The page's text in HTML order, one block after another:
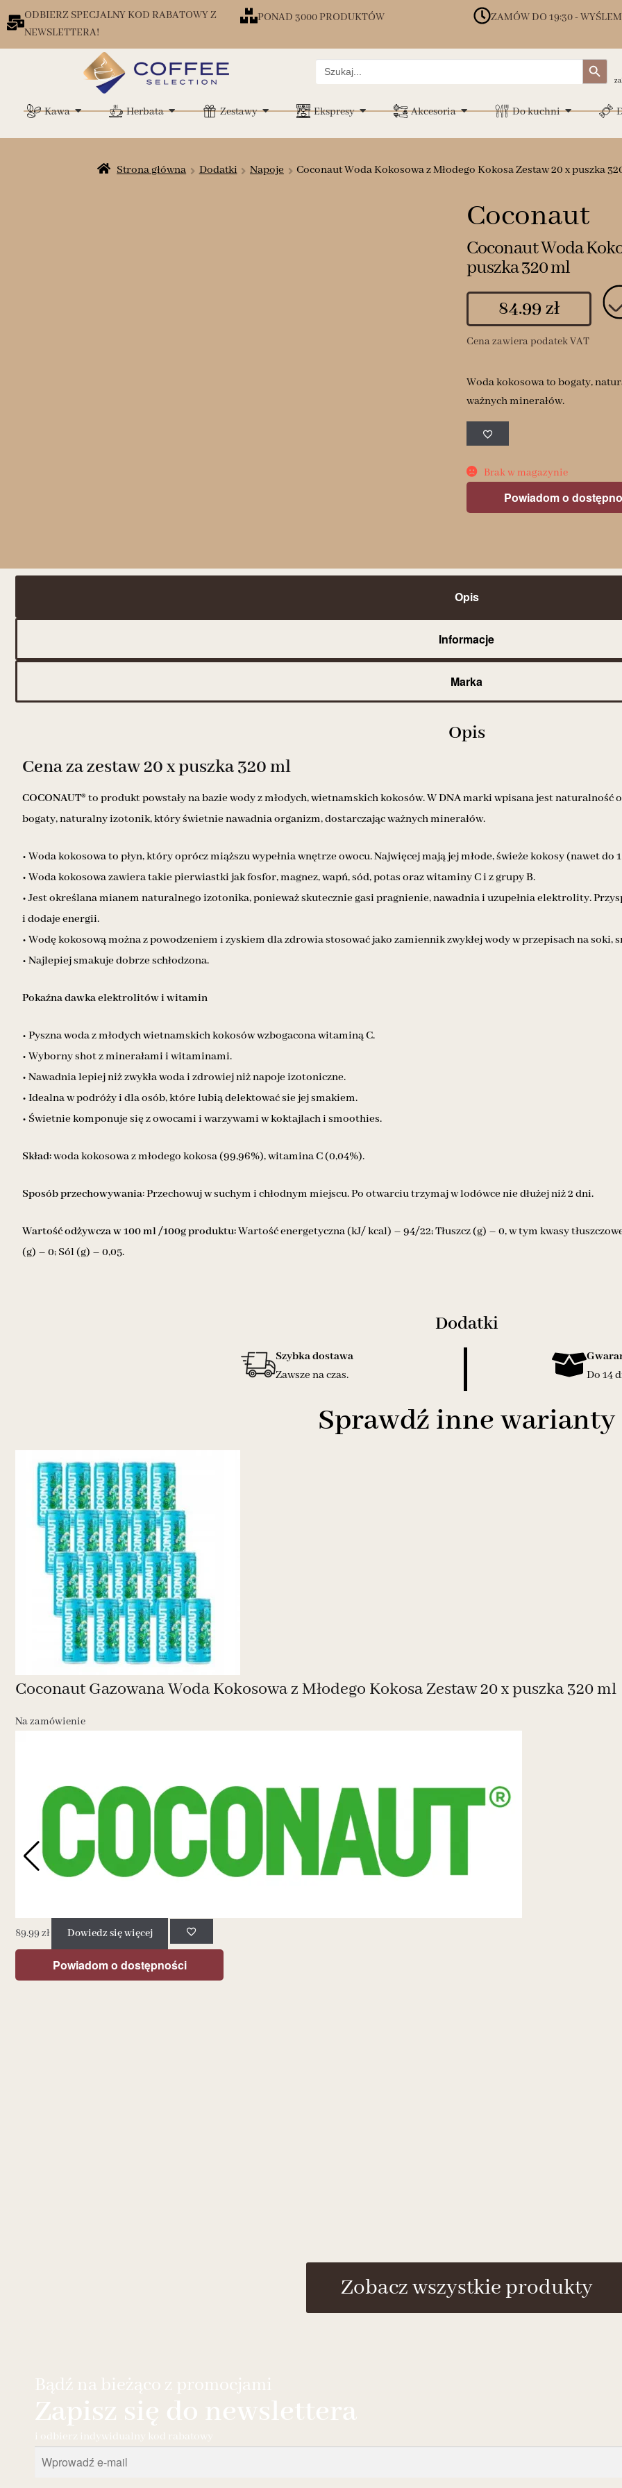
ODBIERZ SPECJALNY KOD RABATOWY Z
NEWSLETTERA!
PONAD 3000 PRODUKTÓW ZAMÓW DO 19:30 -
Search
for:
Search Button
Kawa Herbata Zestawy Ekspresy Akcesoria Do kuchni
Strona główna Dodatki Napoje Coconaut Woda Kokosowa z Młodego Kokosa Zestaw 20 x puszka
Coconaut
Coconaut Woda
puszka 320 ml
84.99 zł
Cena zawiera podatek VAT
Woda kokosowa to bogaty,
ważnych minerałów.
Brak w magazynie
Powiadom o
Opis
Informacje
Marka
Opis
Cena za zestaw 20 x puszka 320 ml
COCONAUT® to produkt powstały na bazie wody z młodych, wietnamskich kokosów. W DNA marki wpisana jest naturalność
bogaty, naturalny izotonik, który świetnie nawadnia organizm, dostarczając ważnych minerałów.
• Woda kokosowa to płyn, który oprócz miąższu wypełnia wnętrze owocu. Najwięcej mają jej młode, świeże kokosy (nawet do
• Woda kokosowa zawiera takie pierwiastki jak fosfor, magnez, wapń, sód, potas oraz witaminy C i z grupy B.
• Jest określana mianem naturalnego izotonika, ponieważ skutecznie gasi pragnienie, nawadnia i uzupełnia elektrolity.
i dodaje energii.
• Wodę kokosową można z powodzeniem i zyskiem dla zdrowia stosować jako zamiennik zwykłej wody w przepisach na soki,
• Najlepiej smakuje dobrze schłodzona.
Pokaźna dawka elektrolitów i witamin
• Pyszna woda z młodych wietnamskich kokosów wzbogacona witaminą C.
• Wyborny shot z minerałami i witaminami.
• Nawadnia lepiej niż zwykła woda i zdrowiej niż napoje izotoniczne.
• Idealna w podróży i dla osób, które lubią delektować sie jej smakiem.
• Świetnie komponuje się z owocami i warzywami w koktajlach i smoothies.
Skład:woda kokosowa z młodego kokosa (99,96%), witamina C (0,04%).
Sposób przechowywania: Przechowuj w suchym i chłodnym miejscu. Po otwarciu trzymaj w lodówce nie dłużej niż 2 dni.
Wartość odżywcza w 100 ml /100g produktu:Wartość energetyczna (kJ/ kcal) – 94/22; Tłuszcz (g) – 0, w tym kwasy
(g) – 0; Sól (g) – 0,05.
Dodatki
Szybka dostawa
Zawsze na czas.
Do 14
Sprawdź inne warianty
Coconaut Gazowana Woda Kokosowa z Młodego Kokosa Zestaw 20 x puszka 320 ml
Na zamówienie
89.99zł Dowiedz się więcej
Powiadom o dostępności
Zobacz wszystkie produkty
Bądź na bieżąco z promocjami
Zapisz się do newslettera
i odbierz indywidualny kod rabatowy